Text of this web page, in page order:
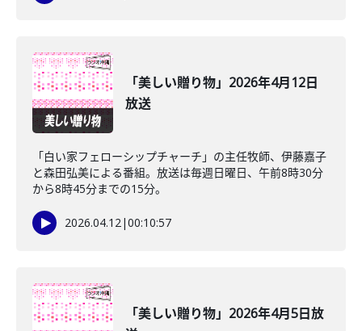
「美しい贈り物」2026年4月12日
放送
「白い家フェローシップチャーチ」の主任牧師、伊藤嘉子
と森田弘美による番組。放送は毎週日曜日、午前8時30分
から8時45分までの15分。
2026.04.12|00:10:57
「美しい贈り物」2026年4月5日放